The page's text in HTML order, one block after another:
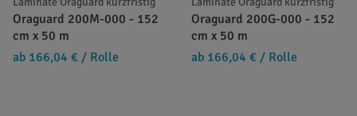
Oraguard 200M-000 - 152
cm x 50 m
ab 166,04 € / Rolle
Oraguard 200G-000 - 152
cm x 50 m
ab 166,04 € / Rolle